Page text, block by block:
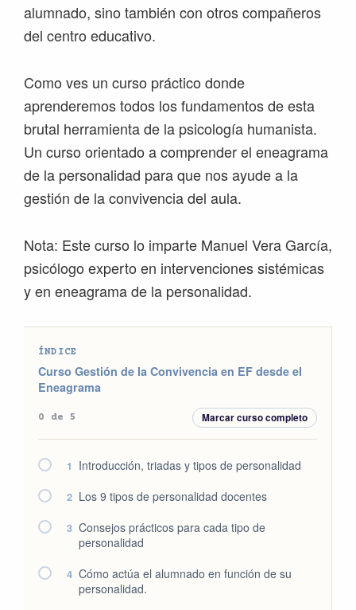
alumnado, sino también con otros compañeros
del centro educativo.
Como ves un curso práctico donde
aprenderemos todos los fundamentos de esta
brutal herramienta de la psicología humanista.
Un curso orientado a comprender el eneagrama
de la personalidad para que nos ayude a la
gestión de la convivencia del aula.
Nota: Este curso lo imparte Manuel Vera García,
psicólogo experto en intervenciones sistémicas
y en eneagrama de la personalidad.
ÍNDICE
Curso Gestión de la Convivencia en EF desde el
Eneagrama
0 de 5 Marcar curso completo
1 Introducción, triadas y tipos de personalidad
2 Los 9 tipos de personalidad docentes
3 Consejos prácticos para cada tipo de
personalidad
4 Cómo actúa el alumnado en función de su
personalidad.